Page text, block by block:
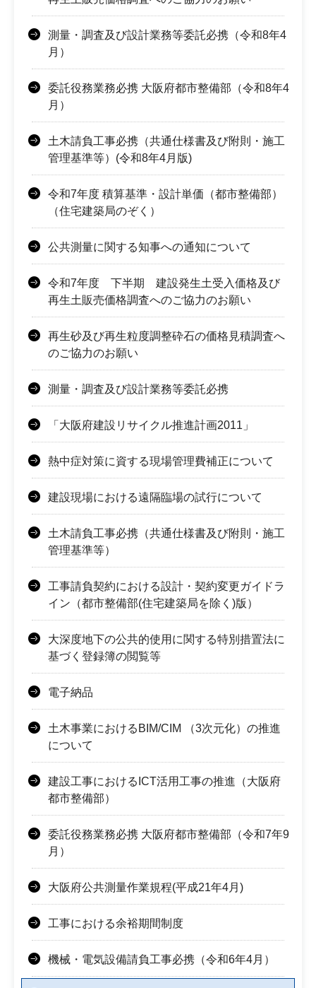
測量・調査及び設計業務等委託必携（令和8年4
月）
委託役務業務必携 大阪府都市整備部（令和8年4
月）
土木請負工事必携（共通仕様書及び附則・施工
管理基準等）(令和8年4月版)
令和7年度 積算基準・設計単価（都市整備部）
（住宅建築局のぞく）
公共測量に関する知事への通知について
令和7年度 下半期 建設発生土受入価格及び
再生土販売価格調査へのご協力のお願い
再生砂及び再生粒度調整砕石の価格見積調査へ
のご協力のお願い
測量・調査及び設計業務等委託必携
「大阪府建設リサイクル推進計画2011」
熱中症対策に資する現場管理費補正について
建設現場における遠隔臨場の試行について
土木請負工事必携（共通仕様書及び附則・施工
管理基準等）
工事請負契約における設計・契約変更ガイドラ
イン（都市整備部(住宅建築局を除く)版）
大深度地下の公共的使用に関する特別措置法に
基づく登録簿の閲覧等
電子納品
土木事業におけるBIM/CIM （3次元化）の推進
について
建設工事におけるICT活用工事の推進（大阪府
都市整備部）
委託役務業務必携 大阪府都市整備部（令和7年9
月）
大阪府公共測量作業規程(平成21年4月)
工事における余裕期間制度
機械・電気設備請負工事必携（令和6年4月）